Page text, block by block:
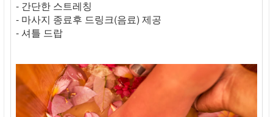
- 간단한 스트레칭
- 마사지 종료후 드링크(음료) 제공
- 셔틀 드랍